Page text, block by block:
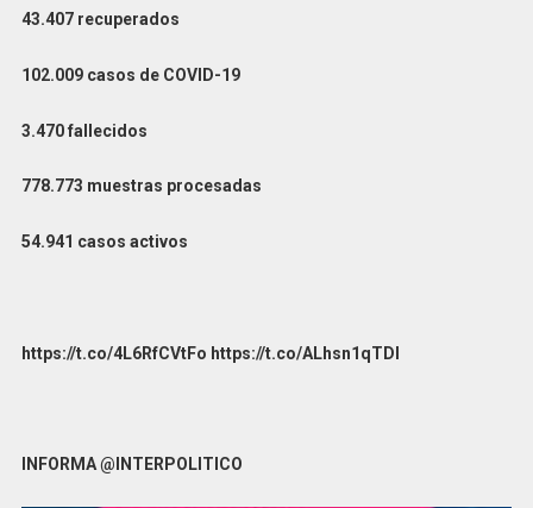
43.407 recuperados
102.009 casos de COVID-19
3.470 fallecidos
778.773 muestras procesadas
54.941 casos activos
https://t.co/4L6RfCVtFo https://t.co/ALhsn1qTDl
INFORMA @INTERPOLITICO